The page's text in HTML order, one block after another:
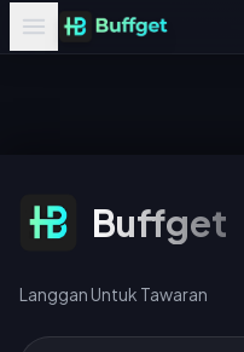
Langgan Untuk Tawaran
Buffget
Langgan Untuk Tawaran